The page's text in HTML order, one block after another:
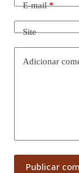
E-mail*
Site
Adicionar
Publicar